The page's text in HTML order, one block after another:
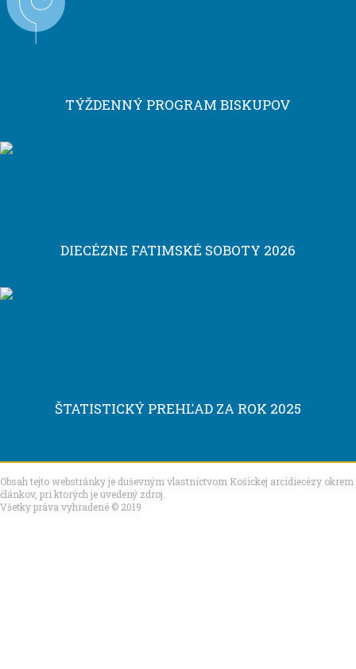
TÝŽDENNÝ PROGRAM BISKUPOV
DIECÉZNE FATIMSKÉ SOBOTY 2026
ŠTATISTICKÝ PREHĽAD ZA ROK 2025
Obsah tejto webstránky je duševným vlastníctvom Košickej arcidiecézy okrem
článkov, pri ktorých je uvedený zdroj.
Všetky práva vyhradené © 2019